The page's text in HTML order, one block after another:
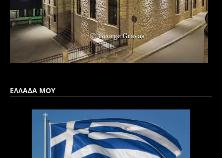
ΕΛΛΑΔΑ ΜΟΥ